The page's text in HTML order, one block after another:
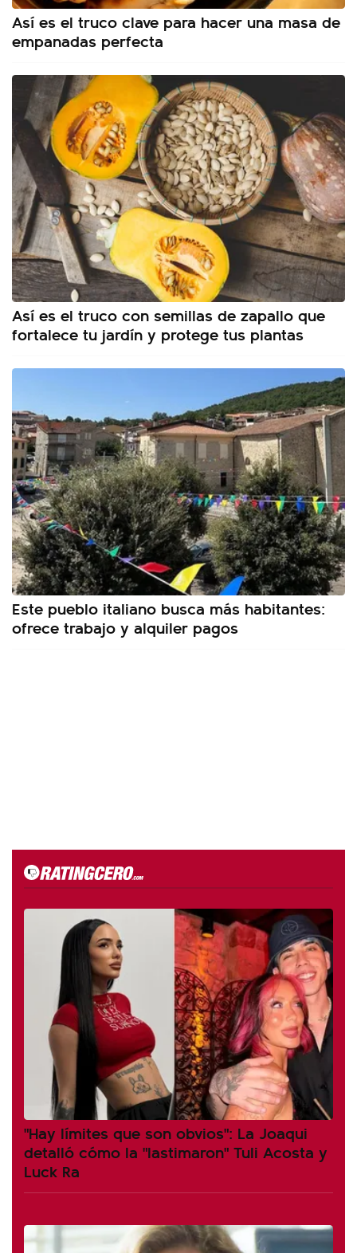
Así es el truco clave para hacer una masa de
empanadas perfecta
Así es el truco con semillas de zapallo que
fortalece tu jardín y protege tus plantas
Este pueblo italiano busca más habitantes:
ofrece trabajo y alquiler pagos
"Hay límites que son obvios": La Joaqui
detalló cómo la "lastimaron" Tuli Acosta y
Luck Ra